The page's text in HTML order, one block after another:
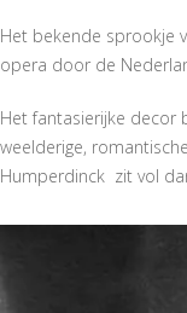
Het bekende sprookje
opera door de
Het fantasierijke decor
weelderige,
Humperdinck zit vol